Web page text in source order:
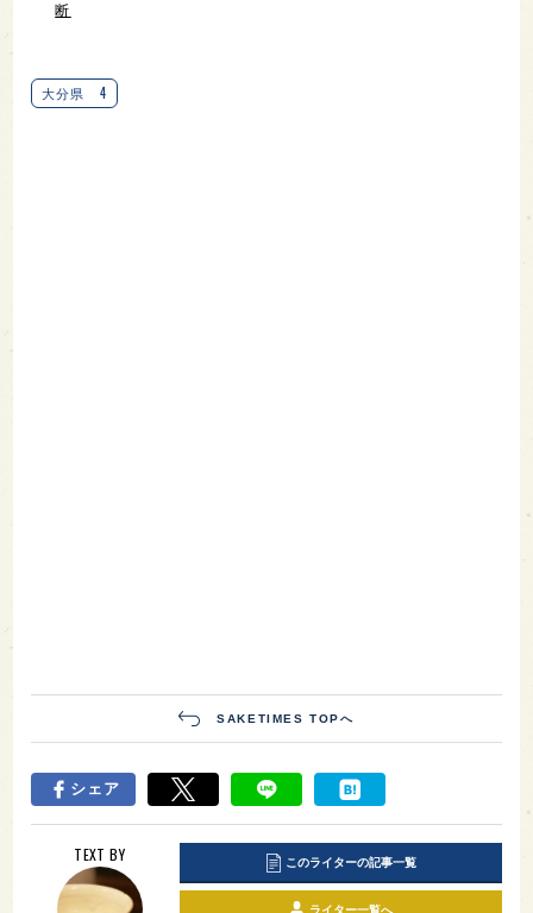
断
大分県 4
SAKETIMES TOPへ
シェア
TEXT BY このライターの記事一覧
ライター一覧へ